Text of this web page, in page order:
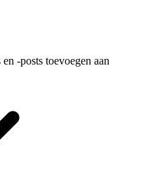
-posts toevoegen aan